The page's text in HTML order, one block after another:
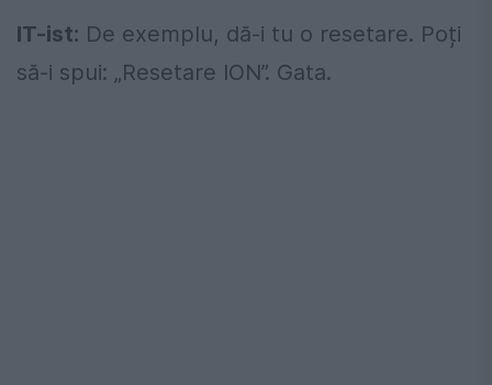
IT-ist: De exemplu, dă-i tu o resetare. Poți
să-i spui: „Resetare ION”. Gata.